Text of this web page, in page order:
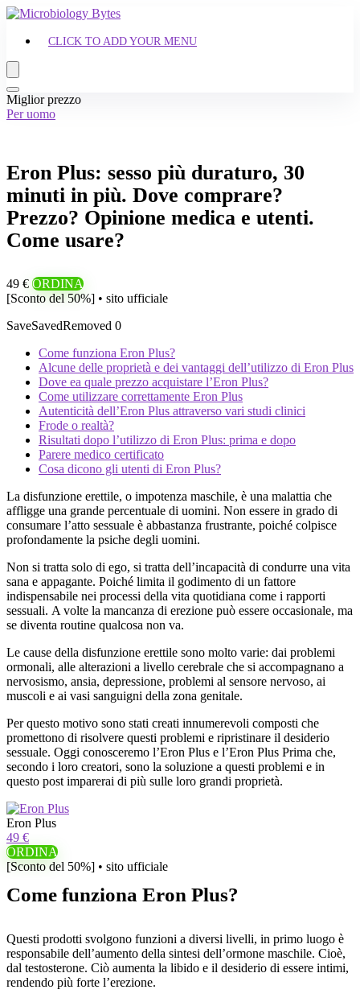
CLICK TO ADD YOUR MENU
Miglior prezzo
Per uomo
Eron Plus: sesso più duraturo, 30
minuti in più. Dove comprare?
Prezzo? Opinione medica e utenti.
Come usare?
49 € ORDINA
[Sconto del 50%] • sito ufficiale
SaveSavedRemoved 0
Come funziona Eron Plus?
Alcune delle proprietà e dei vantaggi dell’utilizzo di Eron Plus
Dove ea quale prezzo acquistare l’Eron Plus?
Come utilizzare correttamente Eron Plus
Autenticità dell’Eron Plus attraverso vari studi clinici
Frode o realtà?
Risultati dopo l’utilizzo di Eron Plus: prima e dopo
Parere medico certificato
Cosa dicono gli utenti di Eron Plus?
La disfunzione erettile, o impotenza maschile, è una malattia che
affligge una grande percentuale di uomini. Non essere in grado di
consumare l’atto sessuale è abbastanza frustrante, poiché colpisce
profondamente la psiche degli uomini.
Non si tratta solo di ego, si tratta dell’incapacità di condurre una vita
sana e appagante. Poiché limita il godimento di un fattore
indispensabile nei processi della vita quotidiana come i rapporti
sessuali. A volte la mancanza di erezione può essere occasionale, ma
se diventa routine qualcosa non va.
Le cause della disfunzione erettile sono molto varie: dai problemi
ormonali, alle alterazioni a livello cerebrale che si accompagnano a
nervosismo, ansia, depressione, problemi al sensore nervoso, ai
muscoli e ai vasi sanguigni della zona genitale.
Per questo motivo sono stati creati innumerevoli composti che
promettono di risolvere questi problemi e ripristinare il desiderio
sessuale. Oggi conosceremo l’Eron Plus e l’Eron Plus Prima che,
secondo i loro creatori, sono la soluzione a questi problemi e in
questo post imparerai di più sulle loro grandi proprietà.
Eron Plus
49 €
ORDINA
[Sconto del 50%] • sito ufficiale
Come funziona Eron Plus?
Questi prodotti svolgono funzioni a diversi livelli, in primo luogo è
responsabile dell’aumento della sintesi dell’ormone maschile. Cioè,
dal testosterone. Ciò aumenta la libido e il desiderio di essere intimi,
rendendo più forte l’erezione.